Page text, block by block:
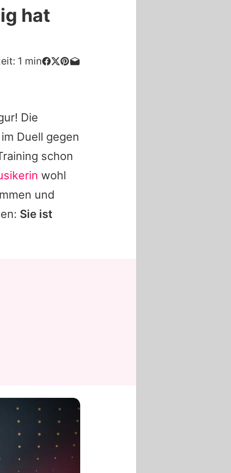
hat
1 min
Die
im Duell gegen
schon
wohl
und
Sie ist